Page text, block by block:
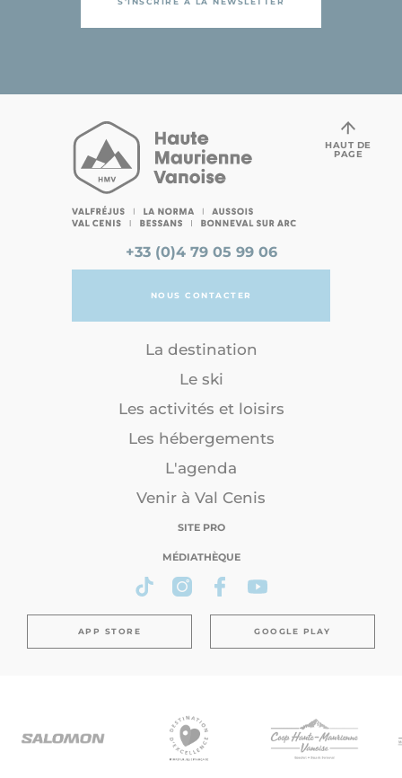
+33 (0)4 79 05 99 06
NOUS CONTACTER
La destination
Le ski
Les activités et loisirs
Les hébergements
L'agenda
Venir à Val Cenis
SITE PRO
MÉDIATHÈQUE
APP STORE GOOGLE PLAY
HAUT DE
PAGE